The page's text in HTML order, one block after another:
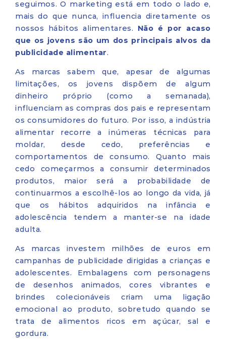
seguimos. O marketing está em todo o lado e,
mais do que nunca, influencia diretamente os
nossos hábitos alimentares. Não é por acaso
que os jovens são um dos principais alvos da
publicidade alimentar.
As marcas sabem que, apesar de algumas
limitações, os jovens dispõem de algum
dinheiro próprio (como a semanada),
influenciam as compras dos pais e representam
os consumidores do futuro. Por isso, a indústria
alimentar recorre a inúmeras técnicas para
moldar, desde cedo, preferências e
comportamentos de consumo. Quanto mais
cedo começarmos a consumir determinados
produtos, maior será a probabilidade de
continuarmos a escolhê-los ao longo da vida, já
que os hábitos adquiridos na infância e
adolescência tendem a manter-se na idade
adulta.
As marcas investem milhões de euros em
campanhas de publicidade dirigidas a crianças e
adolescentes. Embalagens com personagens
de desenhos animados, cores vibrantes e
brindes colecionáveis criam uma ligação
emocional ao produto, sobretudo quando se
trata de alimentos ricos em açúcar, sal e
gordura.